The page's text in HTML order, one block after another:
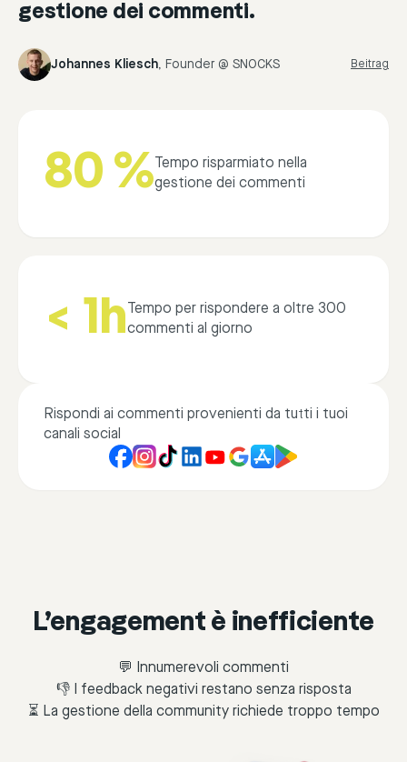
gestione dei commenti.
Johannes Kliesch, Founder @ SNOCKS Beitrag
80 %Tempo risparmiato nella
gestione dei commenti
< 1hTempo per rispondere a oltre 300
commenti al giorno
Rispondi ai commenti provenienti da tutti i tuoi
canali social
L’engagement è inefficiente
💬 Innumerevoli commenti
👎 I feedback negativi restano senza risposta
⏳ La gestione della community richiede troppo tempo